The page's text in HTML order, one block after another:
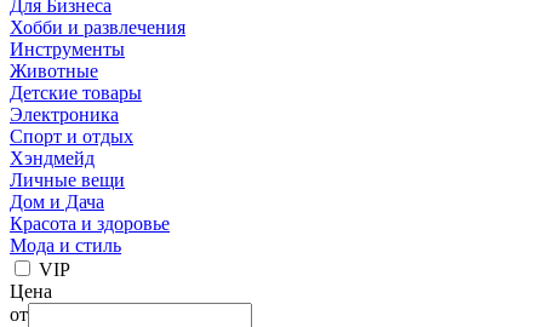
Для Бизнеса
Хобби и развлечения
Инструменты
Животные
Детские товары
Электроника
Спорт и отдых
Хэндмейд
Личные вещи
Дом и Дача
Красота и здоровье
Мода и стиль
VIP
Цена
от